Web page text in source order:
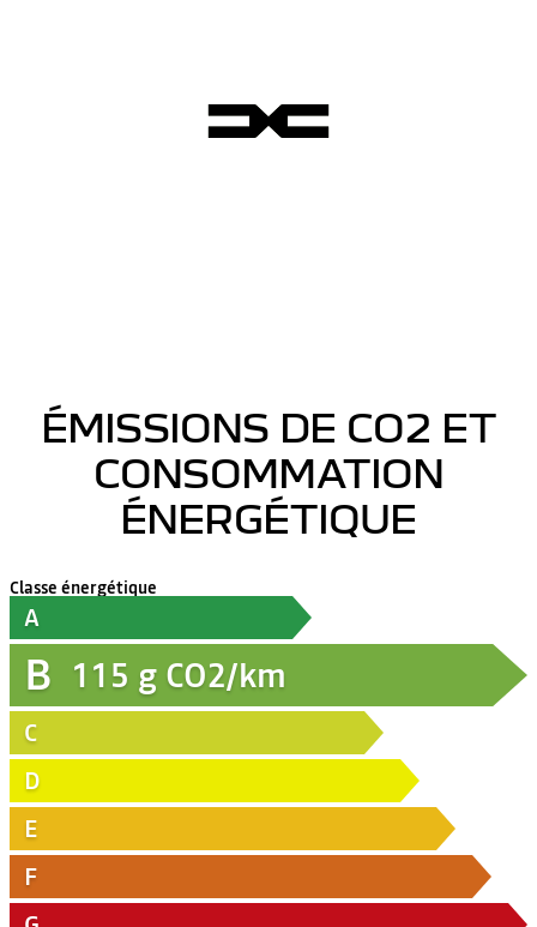
ÉMISSIONS DE CO2 ET
CONSOMMATION
ÉNERGÉTIQUE
Classe énergétique
A
B 115 g CO2/km
C
D
E
F